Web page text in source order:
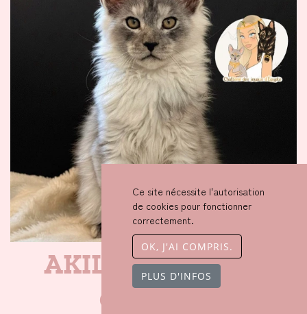
AKILA Des joyaux
d’Égypte
Ce site nécessite l'autorisation
de cookies pour fonctionner
correctement.
OK, J'AI COMPRIS.
PLUS D'INFOS